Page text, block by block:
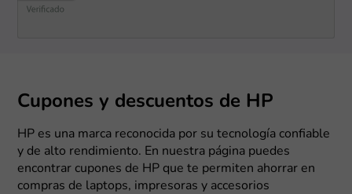
Cupones y descuentos de HP
HP es una marca reconocida por su tecnología confiable
y de alto rendimiento. En nuestra página puedes
encontrar cupones de HP que te permiten ahorrar en
compras de laptops, impresoras y accesorios